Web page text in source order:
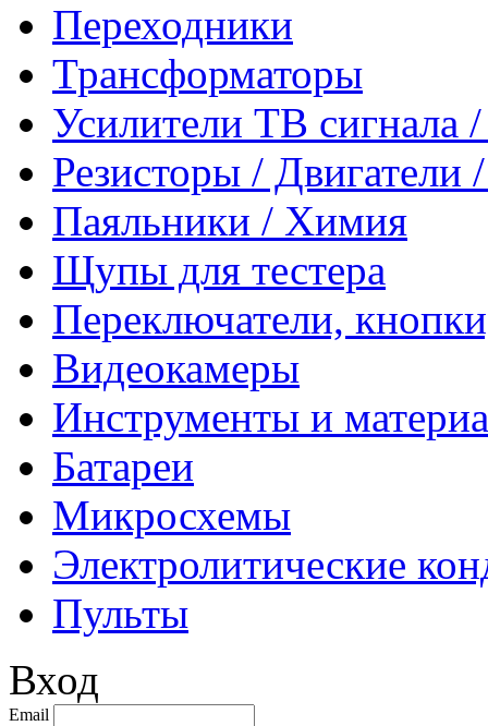
Переходники
Трансформаторы
Усилители ТВ сигнала
Резисторы /
Паяльники / Химия
Щупы для тестера
Переключатели,
Видеокамеры
Инструменты и
Батареи
Микросхемы
Электролитические
Пульты
Вход
Email